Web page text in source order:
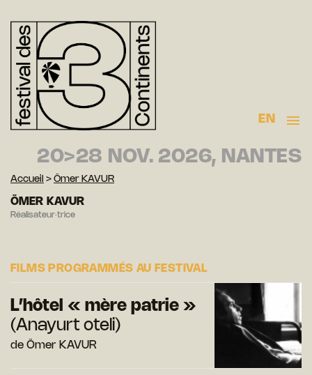
EN
20>28 NOV. 2026, NANTES
Accueil > Ömer KAVUR
ÖMER KAVUR
Réalisateur·trice
FILMS PROGRAMMÉS AU FESTIVAL
L’hôtel « mère patrie »
(Anayurt oteli)
de Ömer KAVUR